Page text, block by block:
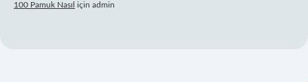
100 Pamuk Nasıl için admin